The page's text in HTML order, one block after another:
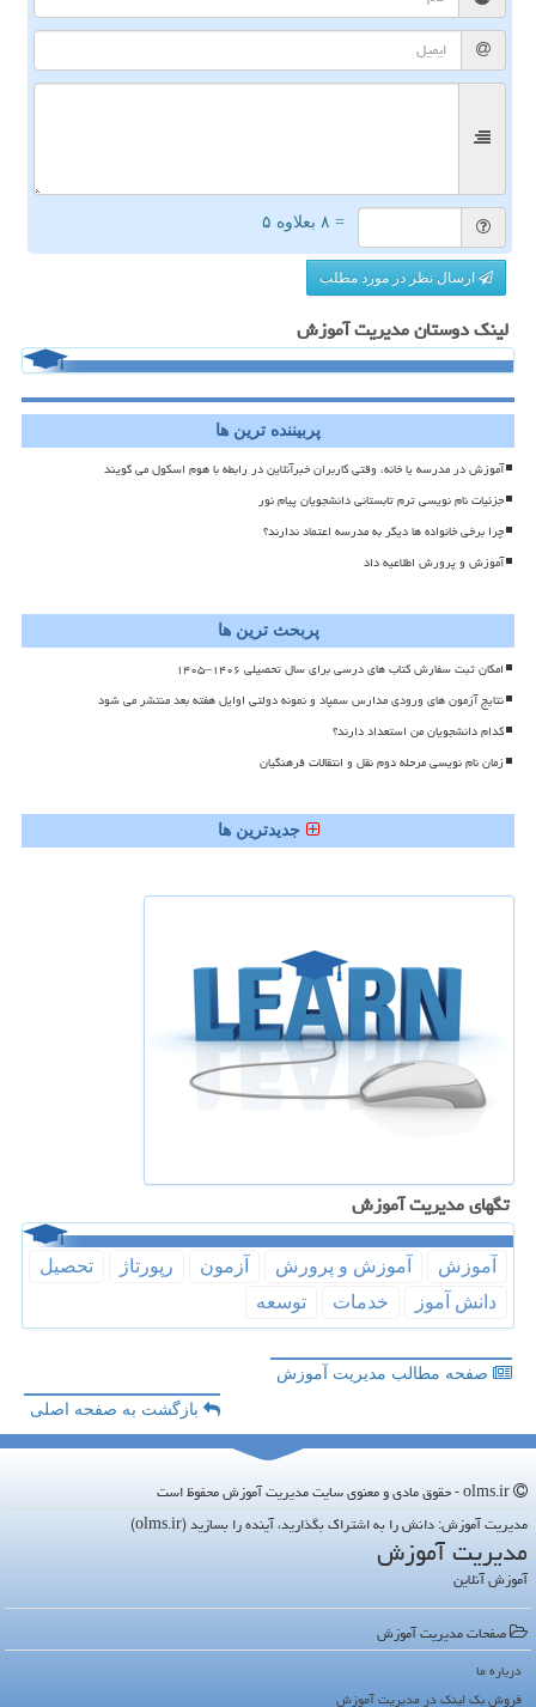
= ۸ بعلاوه ۵
ارسال نظر در مورد مطلب
لینک دوستان مدیریت آموزش
پربیننده ترین ها
آموزش در مدرسه یا خانه، وقتی کاربران خبرآنلاین در رابطه با هوم اسکول می گویند
جزئیات نام نویسی ترم تابستانی دانشجویان پیام نور
چرا برخی خانواده ها دیگر به مدرسه اعتماد ندارند؟
آموزش و پرورش اطلاعیه داد
پربحث ترین ها
امکان ثبت سفارش کتاب های درسی برای سال تحصیلی ۱۴۰۶–۱۴۰۵
نتایج آزمون های ورودی مدارس سمپاد و نمونه دولتی اوایل هفته بعد منتشر می شود
کدام دانشجویان من استعداد دارند؟
زمان نام نویسی مرحله دوم نقل و انتقالات فرهنگیان
جدیدترین ها
تگهای مدیریت آموزش
آموزش آموزش و پرورش آزمون رپورتاژ
تحصیل
دانش آموز
خدمات توسعه
صفحه مطالب مدیریت آموزش
بازگشت به صفحه اصلی
مدیریت آموزش: دانش را به اشتراک بگذارید، آینده را بسازید (olms.ir)
مدیریت آموزش
آموزش آنلاین
صفحات مدیریت آموزش
درباره ما
فروش بک لینک در مدیریت آموزش